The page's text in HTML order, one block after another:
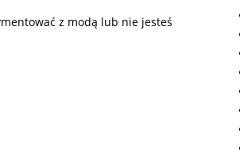
z modą lub nie jesteś